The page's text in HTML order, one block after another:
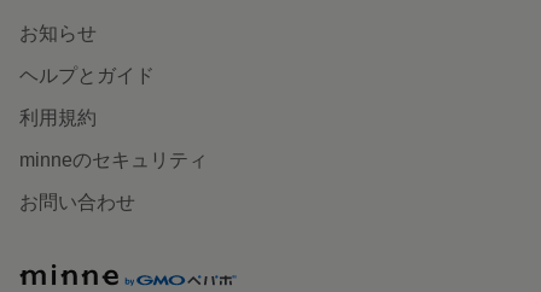
お知らせ
ヘルプとガイド
利用規約
minneのセキュリティ
お問い合わせ